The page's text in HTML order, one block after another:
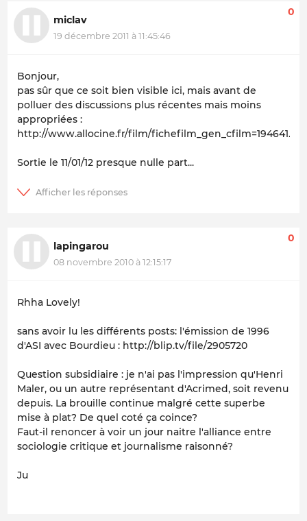
miclav
19 décembre 2011 à 11:45:46
0
Bonjour,
pas sûr que ce soit bien visible ici, mais avant de
polluer des discussions plus récentes mais moins
appropriées :
http://www.allocine.fr/film/
Sortie le 11/01/12 presque nulle part...
lapingarou
08 novembre 2010 à 12:15:17
0
Rhha Lovely!
sans avoir lu les différents posts: l'émission de 1996
d'ASI avec Bourdieu : http://blip.tv/file/2905720
Question subsidiaire : je n'ai pas l'impression qu'Henri
Maler, ou un autre représentant d'Acrimed, soit revenu
depuis. La brouille continue malgré cette superbe
mise à plat? De quel coté ça coince?
Faut-il renoncer à voir un jour naitre l'alliance entre
sociologie critique et journalisme raisonné?
Ju